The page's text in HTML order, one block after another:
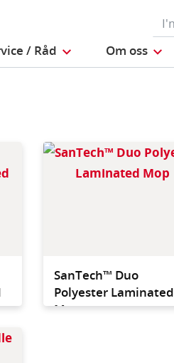
/ Råd Om oss
Microfiber laminated
cleanroom foam for
SanTech™ Duo
Polyester Laminated
Mop